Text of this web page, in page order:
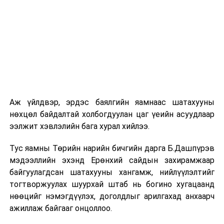
ашиглах, үйлчилгээнд явуулах чиглэл ирсэн. Өмнө нь ч
мөн аль нэг байгууллага манайд машин захиалж,
албан хэрэгцээндээ ашигладаг байсан. Харин одоо
технологийн хувьд шинэчилж, машин захиалах,
дуудах үйлчилгээг илүү боловсронгуй болгохоор
зорьж байна” гэсэн юм.
Нийслэлийн Төр захиргааны авто баазад парк
шинэчлэл хийгээгүй удсан тул машинууд нь хуучирч
муудсан бөгөөд 33 машиныг нэн яаралтай
ашиглалтаас хасах шаардлагатай болсон талаар
Аж үйлдвэр, эрдэс баялгийн яамнаас шатахууны
нөхцөл байдалтай холбогдуулан цаг үеийн асуудлаар
ээлжит хэвлэлийн бага хурал хийлээ.
Тус яамны Төрийн нарийн бичгийн дарга Б.Дашпүрэв
мэдээллийн эхэнд Ерөнхий сайдын захирамжаар
байгуулагдсан шатахууны хангамж, нийлүүлэлтийг
тогтворжуулах шуурхай штаб нь богино хугацаанд
нөөцийг нэмэгдүүлэх, доголдлыг арилгахад анхаарч
ажиллаж байгааг онцоллоо.